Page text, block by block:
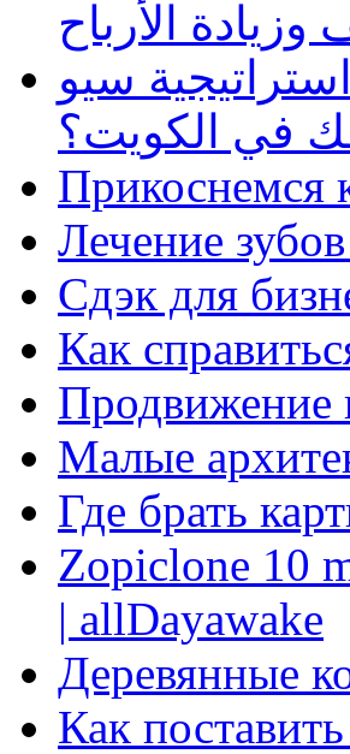
الأرباح
سيو
في الكويت؟
Прикоснемся
Лечение
Сдэк для
Как
Продвижение
Малые
Где брать
Zopiclone 10
| allDayawake
Деревянные
Как